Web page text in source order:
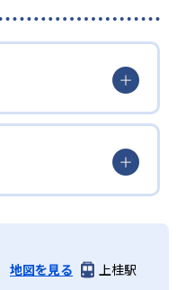
地図を見る
上桂駅